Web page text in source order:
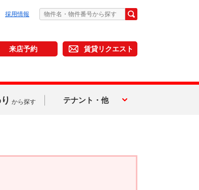
採用情報
来店予約 賃貸リクエスト
から探す テナント・他